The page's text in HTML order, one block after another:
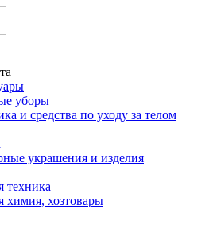
уборы
и средства по уходу за телом
украшения и изделия
техника
химия, хозтовары